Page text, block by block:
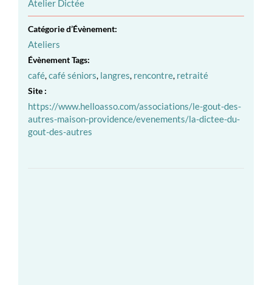
Atelier Dictée
Catégorie d’Évènement:
Ateliers
Évènement Tags:
café,café séniors, langres, rencontre, retraité
Site :
https://www.helloasso.com/associations/le-gout-des-
autres-maison-providence/evenements/la-dictee-du-
gout-des-autres